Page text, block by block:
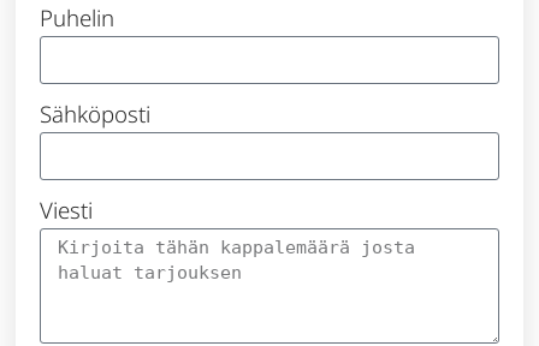
Puhelin
Sähköposti
Viesti